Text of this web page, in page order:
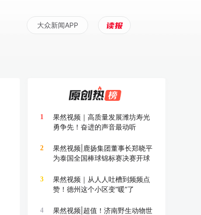
大众新闻APP
1
果然视频｜高质量发展潍坊寿光
勇争先！奋进的声音最动听
2
果然视频|鹿扬集团董事长郑晓平
为泰国全国棒球锦标赛决赛开球
3
果然视频｜从人人吐槽到频频点
赞！德州这个小区变“暖”了
4
果然视频|超值！济南野生动物世